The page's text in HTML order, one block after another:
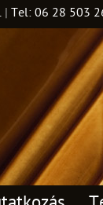
Tel: 06 28 503